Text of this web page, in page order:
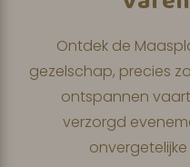
Ontdek de
gezelschap, precies
ontspannen
verzorgd